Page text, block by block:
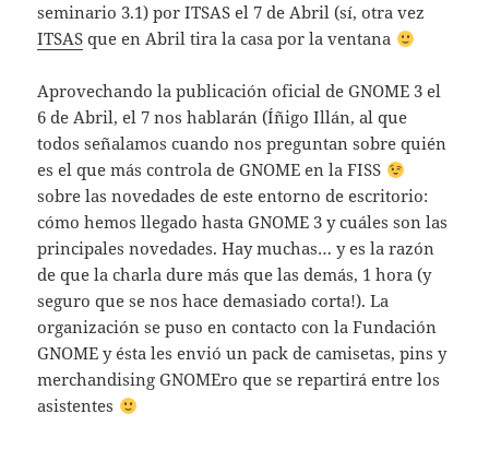
seminario 3.1) por ITSAS el 7 de Abril (sí, otra vez
ITSAS que en Abril tira la casa por la ventana
Aprovechando la publicación oficial de GNOME 3 el
6 de Abril, el 7 nos hablarán (Íñigo Illán, al que
todos señalamos cuando nos preguntan sobre quién
es el que más controla de GNOME en la FISS
sobre las novedades de este entorno de escritorio:
cómo hemos llegado hasta GNOME 3 y cuáles son las
principales novedades. Hay muchas… y es la razón
de que la charla dure más que las demás, 1 hora (y
seguro que se nos hace demasiado corta!). La
organización se puso en contacto con la Fundación
GNOME y ésta les envió un pack de camisetas, pins y
merchandising GNOMEro que se repartirá entre los
asistentes